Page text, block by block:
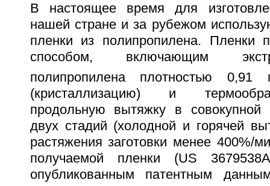
В настоящее время для
нашей стране и за рубежом
пленки из полипропилена. Пленки
способом, включающим
полипропилена плотностью 0,91
(кристаллизацию) и
продольную вытяжку в совокупной
двух стадий (холодной и горячей
растяжения заготовки менее 400%/
получаемой пленки (US
опубликованным патентным